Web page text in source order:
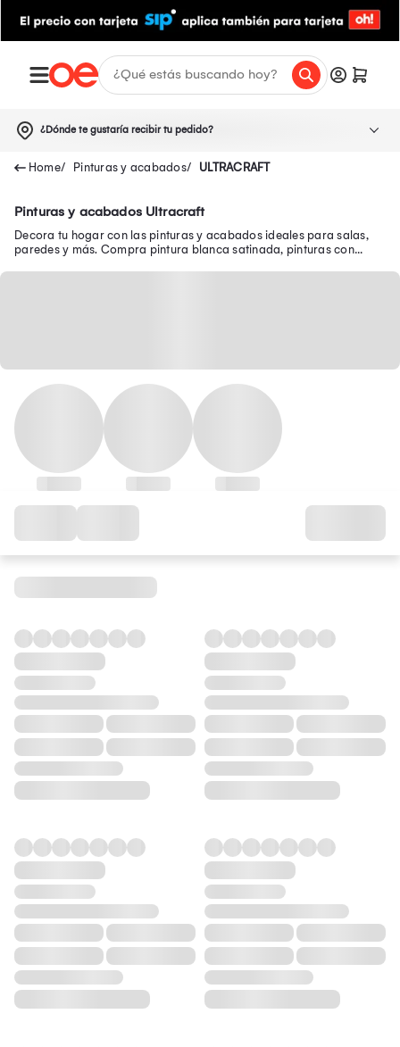
¿Dónde te gustaría recibir tu pedido?
Pinturas y acabados ULTRACRAFT
Pinturas y acabados Ultracraft
Decora tu hogar con las pinturas y acabados ideales para salas,
paredes y más. Compra pintura blanca satinada, pinturas con